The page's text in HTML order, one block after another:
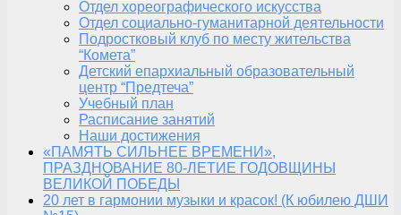
Отдел хореографического искусства
Отдел социально-гуманитарной деятельности
Подростковый клуб по месту жительства
“Комета”
Детский епархиальный образовательный
центр “Предтеча”
Учебный план
Расписание занятий
Наши достижения
«ПАМЯТЬ СИЛЬНЕЕ ВРЕМЕНИ»,
ПРАЗДНОВАНИЕ 80-ЛЕТИЕ ГОДОВЩИНЫ
ВЕЛИКОЙ ПОБЕДЫ
20 лет в гармонии музыки и красок! (К юбилею ДШИ